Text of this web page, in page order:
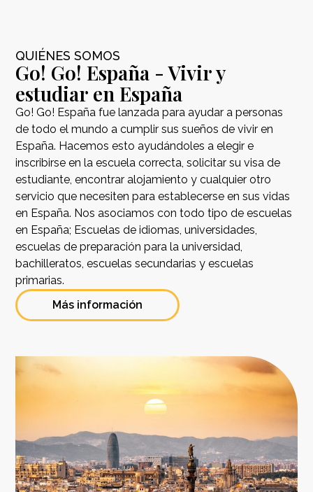
QUIÉNES SOMOS
Go! Go! España - Vivir y
estudiar en España
Go! Go! España fue lanzada para ayudar a personas
de todo el mundo a cumplir sus sueños de vivir en
España. Hacemos esto ayudándoles a elegir e
inscribirse en la escuela correcta, solicitar su visa de
estudiante, encontrar alojamiento y cualquier otro
servicio que necesiten para establecerse en sus vidas
en España. Nos asociamos con todo tipo de escuelas
en España; Escuelas de idiomas, universidades,
escuelas de preparación para la universidad,
bachilleratos, escuelas secundarias y escuelas
primarias.
Más información